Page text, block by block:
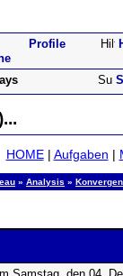
Profile
HOME| Aufgaben |
» Analysis »